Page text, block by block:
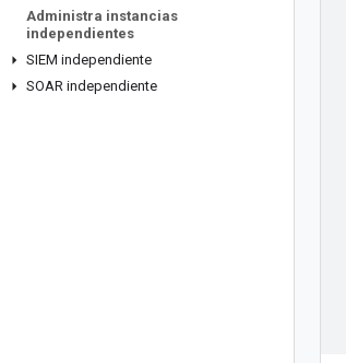
Administra instancias
independientes
SIEM independiente
SOAR independiente